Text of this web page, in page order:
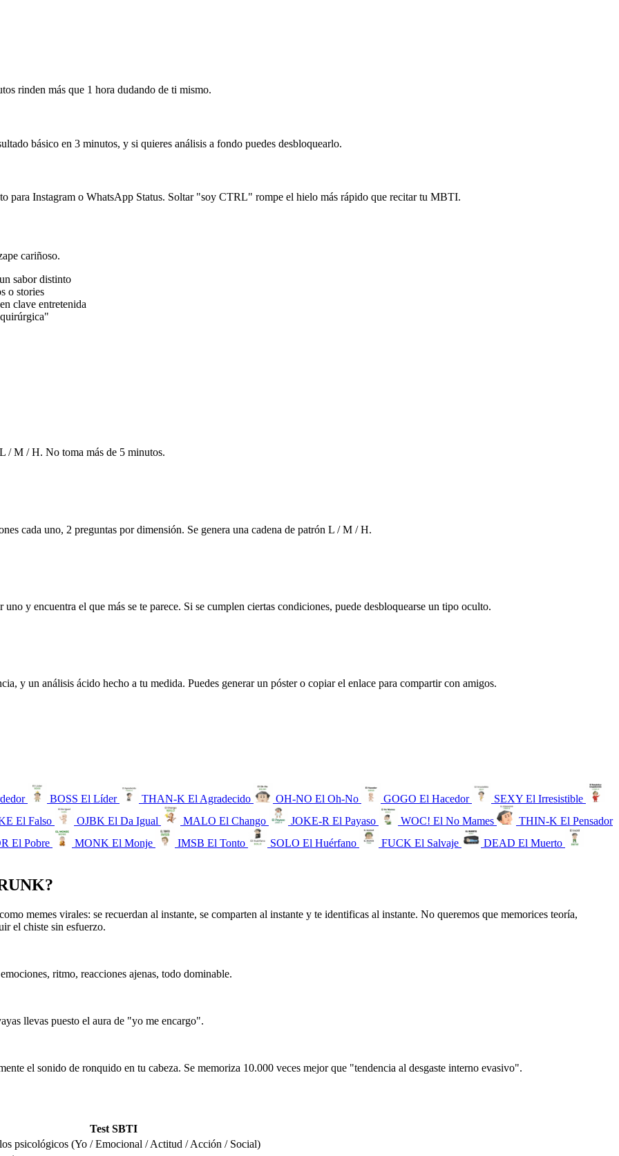
rinden más que 1 hora dudando de ti mismo.
básico en 3 minutos, y si quieres análisis a fondo puedes desbloquearlo.
para Instagram o WhatsApp Status. Soltar "soy CTRL" rompe el hielo más rápido que recitar tu MBTI.
cariñoso.
sabor distinto
o stories
clave entretenida
/ M / H. No toma más de 5 minutos.
cada uno, 2 preguntas por dimensión. Se genera una cadena de patrón L / M / H.
y encuentra el que más se te parece. Si se cumplen ciertas condiciones, puede desbloquearse un tipo oculto.
y un análisis ácido hecho a tu medida. Puedes generar un póster o copiar el enlace para compartir con amigos.
BOSS El Líder THAN-K El Agradecido OH-NO El Oh-No GOGO El Hacedor SEXY El Irresistible
El Falso OJBK El Da Igual MALO El Chango JOKE-R El Payaso WOC! El No Mames THIN-K El Pensador
El Pobre MONK El Monje IMSB El Tonto SOLO El Huérfano FUCK El Salvaje DEAD El Muerto
memes virales: se recuerdan al instante, se comparten al instante y te identificas al instante. No queremos que memorices teoría,
el chiste sin esfuerzo.
ritmo, reacciones ajenas, todo dominable.
llevas puesto el aura de "yo me encargo".
el sonido de ronquido en tu cabeza. Se memoriza 10.000 veces mejor que "tendencia al desgaste interno evasivo".
Test SBTI
psicológicos (Yo / Emocional / Actitud / Acción / Social)